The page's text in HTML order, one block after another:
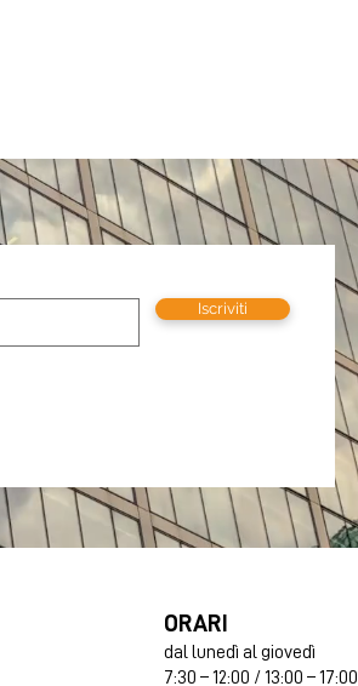
Iscriviti
ORARI
dal lunedì al giovedì
7:30 – 12:00 / 13:00 – 17:00